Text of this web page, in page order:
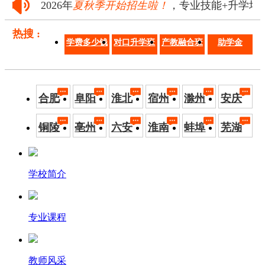
2026年夏秋季开始招生啦！ ，专业技能+升学培
热搜 :
学费多少钱 对口升学班 产教融合班 助学金
合肥 阜阳 淮北 宿州 滁州 安庆
铜陵 亳州 六安 淮南 蚌埠 芜湖
学校简介
专业课程
教师风采